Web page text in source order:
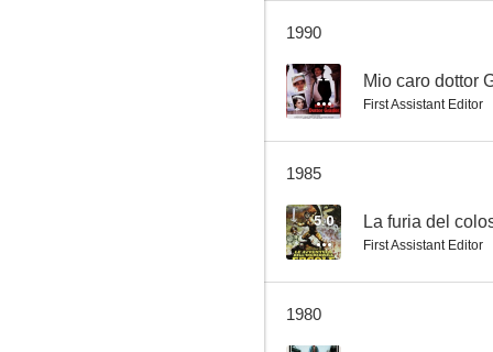
Lo que el tonto se llevó
--
1990
-- Mio caro dottor
First Assistant Editor
1985
5.0 La furia del
First Assistant Editor
1980